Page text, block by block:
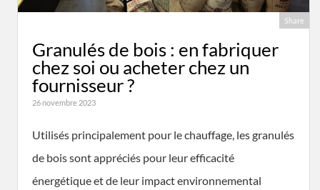
Share
Granulés de bois : en fabriquer
chez soi ou acheter chez un
fournisseur ?
26 novembre 2023
Utilisés principalement pour le chauffage, les granulés
de bois sont appréciés pour leur efficacité
énergétique et de leur impact environnemental